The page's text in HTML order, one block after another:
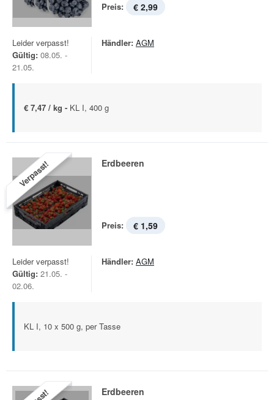
Preis: € 2,99
Leider verpasst!
Gültig: 08.05. -
21.05.
Händler: AGM
€ 7,47 / kg - KL I, 400 g
Verpasst! Erdbeeren
Preis: € 1,59
Leider verpasst!
Gültig: 21.05. -
02.06.
Händler: AGM
KL I, 10 x 500 g, per Tasse
Erdbeeren